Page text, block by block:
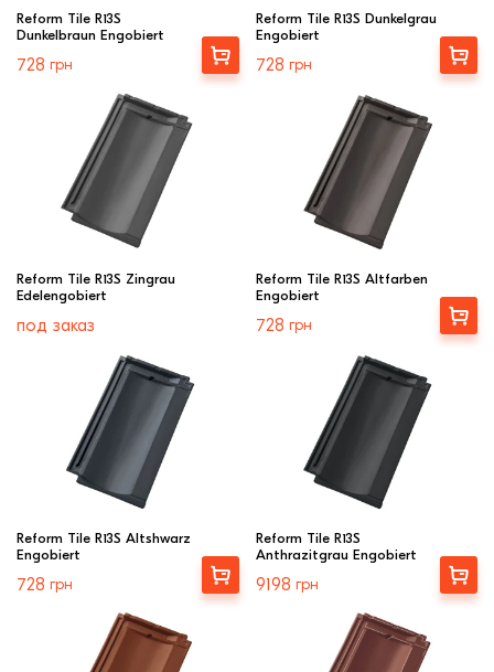
Reform Tile R13S
Dunkelbraun Engobiert
728 грн
Выбрать
Reform Tile R13S Dunkelgrau
Engobiert
728 грн
Выбрать
Reform Tile R13S Zingrau
Edelengobiert
под заказ
Reform Tile R13S Altfarben
Engobiert
728 грн
Выбрать
Reform Tile R13S Altshwarz
Engobiert
728 грн
Выбрать
Reform Tile R13S
Anthrazitgrau Engobiert
9198 грн
Выбрать